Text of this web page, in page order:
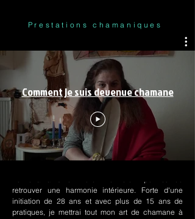
Prestations chamaniques
Comment je suis devenue chamane
retrouver une harmonie intérieure. Forte d'une
initiation de 28 ans et avec plus de 15 ans de
pratiques, je mettrai tout mon art de chamane à